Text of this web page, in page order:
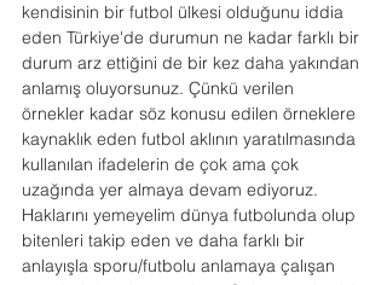
kendisinin bir futbol ülkesi olduğunu iddia
eden Türkiye'de durumun ne kadar farklı bir
durum arz ettiğini de bir kez daha yakından
anlamış oluyorsunuz. Çünkü verilen
örnekler kadar söz konusu edilen örneklere
kaynaklık eden futbol aklının yaratılmasında
kullanılan ifadelerin de çok ama çok
uzağında yer almaya devam ediyoruz.
Haklarını yemeyelim dünya futbolunda olup
bitenleri takip eden ve daha farklı bir
anlayışla sporu/futbolu anlamaya çalışan